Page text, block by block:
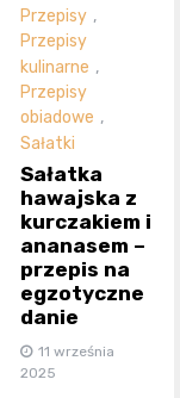
Przepisy ,
Przepisy
kulinarne ,
Przepisy
obiadowe ,
Sałatki
Sałatka
hawajska z
kurczakiem i
ananasem –
przepis na
egzotyczne
danie
11 września
2025